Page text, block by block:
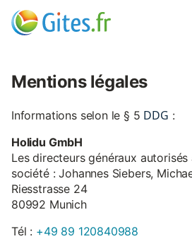
Mentions légales
Informations selon le § 5 DDG :
Holidu GmbH
Les directeurs généraux autorisés
société : Johannes Siebers,
Riesstrasse 24
80992 Munich
Tél : +49 89 120840988